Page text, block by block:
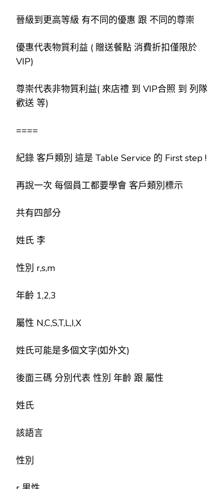
晉級到更高等級 有不同的優惠 跟 不同的尊崇
優惠代表物質利益 ( 贈送餐點 消費折扣僅限於
VIP)
尊崇代表非物質利益( 來店禮 到 VIP合照 到 列隊
歡送 等)
====
紀錄 客戶類別 這是 Table Service 的 First step !
再說一次 每個員工都要學會 客戶類別標示
共有四部分
姓氏 李
性別 r,s,m
年齡 1,2,3
屬性 N,C,S,T,L,I,X
姓氏可能是多個文字(如外文)
後面三碼 分別代表 性別 年齡 跟 屬性
姓氏
該語言
性別